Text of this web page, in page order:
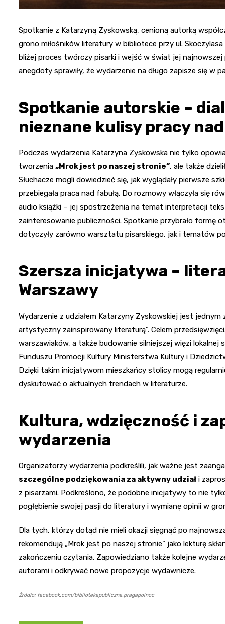
Spotkanie z Katarzyną Zyskowską, cenioną autorką
grono miłośników literatury w bibliotece przy ul.
bliżej proces twórczy pisarki i wejść w świat jej
anegdoty sprawiły, że wydarzenie na długo zapisze się w
Spotkanie autorskie –
nieznane kulisy pracy
Podczas wydarzenia Katarzyna Zyskowska nie tylko
tworzenia „Mrok jest po naszej stronie”, ale także
Słuchacze mogli dowiedzieć się, jak wyglądały pierwsze
przebiegała praca nad fabułą. Do rozmowy włączyła się
audio książki – jej spostrzeżenia na temat interpretacji
zainteresowanie publiczności. Spotkanie przybrało formę
dotyczyły zarówno warsztatu pisarskiego, jak i tematów
Szersza inicjatywa –
Warszawy
Wydarzenie z udziałem Katarzyny Zyskowskiej jest
artystyczny zainspirowany literaturą”. Celem
warszawiaków, a także budowanie silniejszej więzi lokalnej
Funduszu Promocji Kultury Ministerstwa Kultury i
Dzięki takim inicjatywom mieszkańcy stolicy mogą
dyskutować o aktualnych trendach w literaturze.
Kultura, wdzięczność i
wydarzenia
Organizatorzy wydarzenia podkreślili, jak ważne jest
szczególne podziękowania za aktywny udział i
z pisarzami. Podkreślono, że podobne inicjatywy to nie
pogłębienie swojej pasji do literatury i wymianę opinii w
Dla tych, którzy dotąd nie mieli okazji sięgnąć po
rekomendują „Mrok jest po naszej stronie” jako lekturę
zakończeniu czytania. Zapowiedziano także kolejne
autorami i odkrywać nowe propozycje wydawnicze.
Źródło: facebook.com/bibliotekapubliczna.pragapolnoc